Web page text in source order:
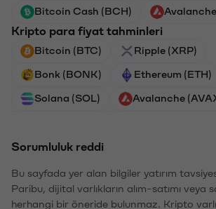
Bitcoin Cash (BCH)
Kripto para fiyat tahminleri
Bitcoin (BTC) Ripple (XRP)
Bonk (BONK) Ethereum (ETH)
Solana (SOL) Avalanche
Sorumluluk reddi
Bu sayfada yer alan bilgiler yatırım
Paribu, dijital varlıkların alım-satımı veya
herhangi bir öneride bulunmaz. Kripto